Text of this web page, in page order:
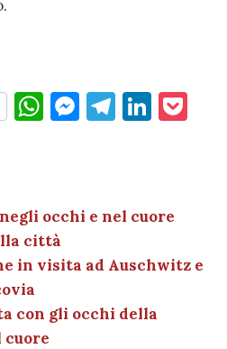
W
A
p
p
M
g
er
T
a
Li
dI
occhi e nel cuore
città
in visita ad Auschwitz e
con gli occhi della
cuore